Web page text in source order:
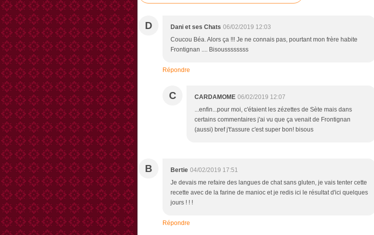
D Dani et ses Chats 06/02/2019 12:03
Coucou Béa. Alors ça !!! Je ne connais pas, pourtant mon frère habite
Frontignan .... Bisoussssssss
Répondre
C CARDAMOME 06/02/2019 12:07
...enfin...pour moi, c'étaient les zézettes de Sète mais dans
certains commentaires j'ai vu que ça venait de Frontignan
(aussi) bref j't'assure c'est super bon! bisous
B Bertie 04/02/2019 17:51
Je devais me refaire des langues de chat sans gluten, je vais tenter cette
recette avec de la farine de manioc et je redis ici le résultat d'ici quelques
jours ! ! !
Répondre